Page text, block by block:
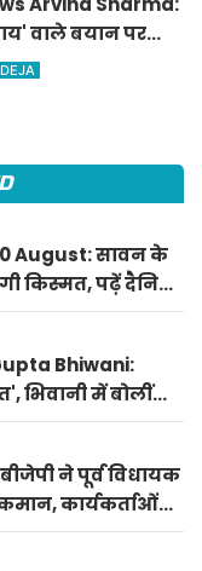
वाले बयान पर
डॉ. अरविंद
August: सावन के
किस्मत, पढ़ें दैनिक
Bhiwani:
भिवानी में बोलीं
ने पूर्व विधायक
कमान, कार्यकर्ताओं